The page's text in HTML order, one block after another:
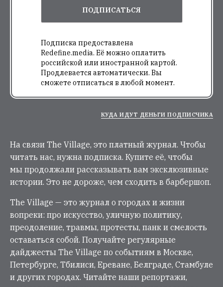
ПОДПИСАТЬСЯ
Подписка предоставлена
Redefine.media. Её можно оплатить
российской или иностранной картой.
Продлевается автоматически. Вы
сможете отписаться в любой момент.
КУДА ИДУТ ДЕНЬГИ ПОДПИСЧИКА
На связи The Village, это платный журнал. Чтобы
читать нас, нужна подписка. Купите её, чтобы
мы продолжали рассказывать вам эксклюзивные
истории. Это не дороже, чем сходить в барбершоп.
The Village — это журнал о городах и жизни
вопреки: про искусство, уличную политику,
преодоление, травмы, протесты, панк и смелость
оставаться собой. Получайте регулярные
дайджесты The Village по событиям в Москве,
Петербурге, Тбилиси, Ереване, Белграде, Стамбуле
и других городах. Читайте наши репортажи,